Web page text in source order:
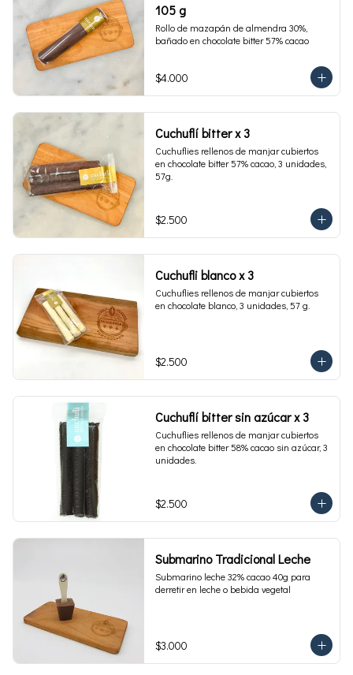
105 g
Rollo de mazapán de almendra 30%,
bañado en chocolate bitter 57% cacao
$4.000
Cuchuflí bitter x 3
Cuchuflies rellenos de manjar cubiertos
en chocolate bitter 57% cacao, 3 unidades,
57g.
$2.500
Cuchufli blanco x 3
Cuchuflies rellenos de manjar cubiertos
en chocolate blanco, 3 unidades, 57 g.
$2.500
Cuchuflí bitter sin azúcar x 3
Cuchuflies rellenos de manjar cubiertos
en chocolate bitter 58% cacao sin azúcar, 3
unidades.
$2.500
Submarino Tradicional Leche
Submarino leche 32% cacao 40g para
derretir en leche o bebida vegetal
$3.000